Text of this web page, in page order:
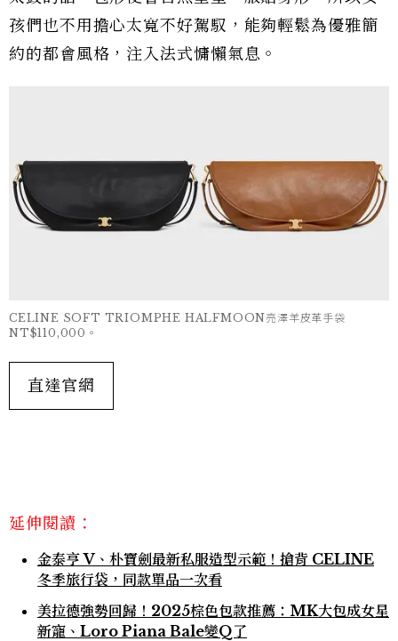
孩們也不用擔心太寬不好駕馭，能夠輕鬆為優雅簡
約的都會風格，注入法式慵懶氣息。
CELINE SOFT TRIOMPHE HALFMOON亮澤羊皮革手袋
NT$110,000。
直達官網
延伸閱讀：
金泰亨 V、朴寶劍最新私服造型示範！搶背 CELINE
冬季旅行袋，同款單品一次看
美拉德強勢回歸！2025棕色包款推薦：MK大包成女星
新寵、Loro Piana Bale變Q了